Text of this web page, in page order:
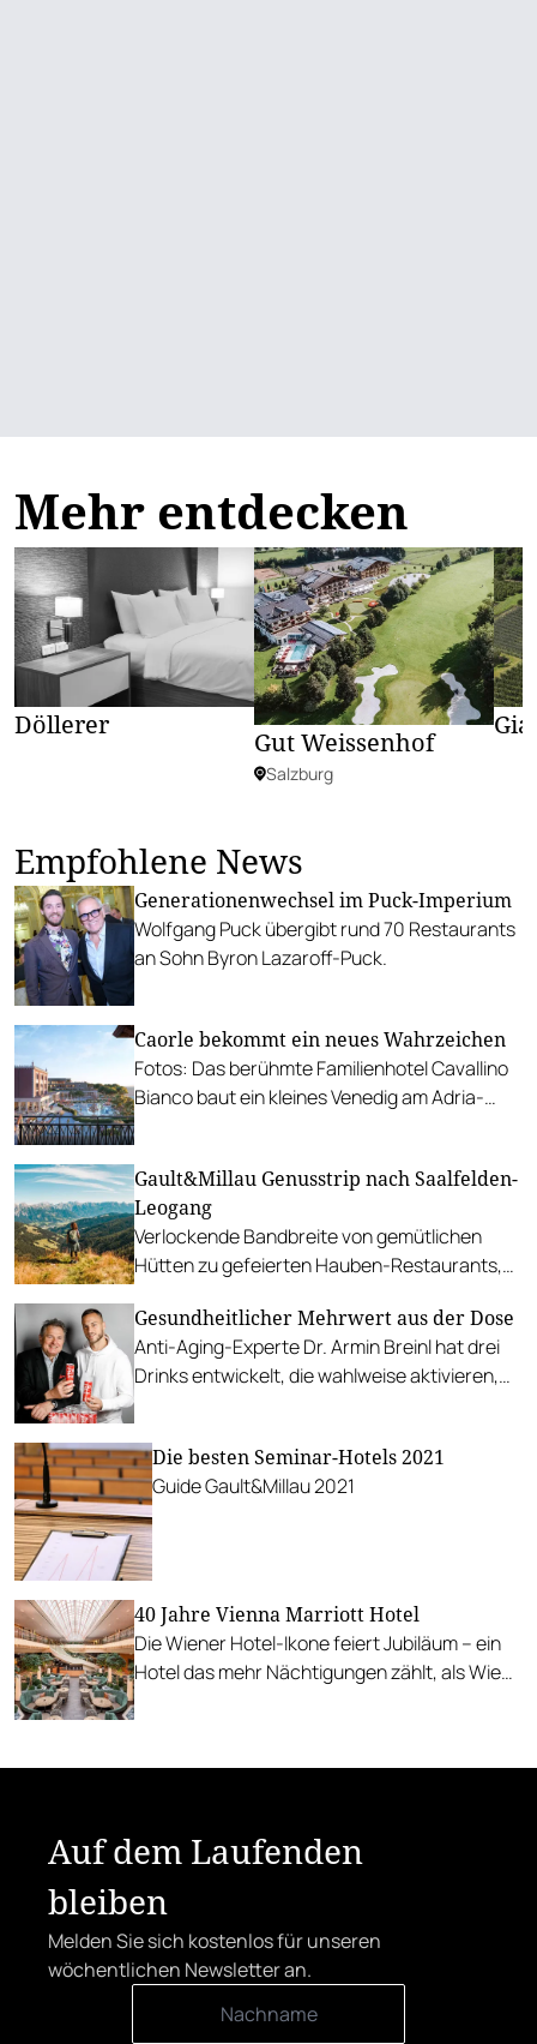
Mehr entdecken
Döllerer
Gut Weissenhof
Salzburg
Empfohlene News
Generationenwechsel im Puck-Imperium
Wolfgang Puck übergibt rund 70 Restaurants
an Sohn Byron Lazaroff-Puck.
Caorle bekommt ein neues Wahrzeichen
Fotos: Das berühmte Familienhotel Cavallino
Bianco baut ein kleines Venedig am Adria-
Gault&Millau Genusstrip nach Saalfelden-
Leogang
Verlockende Bandbreite von gemütlichen
Hütten zu gefeierten Hauben-Restaurants,
naturbelassenen Wanderwegen und vielem
mehr.
Gesundheitlicher Mehrwert aus der Dose
Anti-Aging-Experte Dr. Armin Breinl hat drei
Drinks entwickelt, die wahlweise aktivieren,
Die besten Seminar-Hotels 2021
Guide Gault&Millau 2021
40 Jahre Vienna Marriott Hotel
Die Wiener Hotel-Ikone feiert Jubiläum – ein
Hotel das mehr Nächtigungen zählt, als Wien
Auf dem Laufenden
bleiben
Melden Sie sich kostenlos für unseren
wöchentlichen Newsletter an.